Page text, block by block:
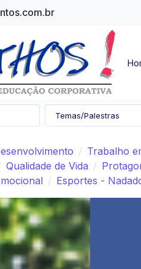
Trabalho
Qualidade de Vida
Esportes -